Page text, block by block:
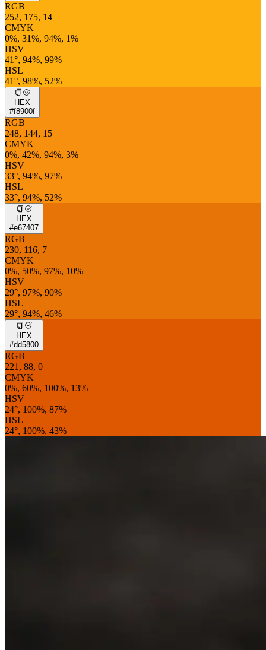
RGB
252, 175, 14
CMYK
0%, 31%, 94%, 1%
HSV
41°, 94%, 99%
HSL
41°, 98%, 52%
HEX
#f8900f
RGB
248, 144, 15
CMYK
0%, 42%, 94%, 3%
HSV
33°, 94%, 97%
HSL
33°, 94%, 52%
HEX
#e67407
RGB
230, 116, 7
CMYK
0%, 50%, 97%, 10%
HSV
29°, 97%, 90%
HSL
29°, 94%, 46%
HEX
#dd5800
RGB
221, 88, 0
CMYK
0%, 60%, 100%, 13%
HSV
24°, 100%, 87%
HSL
24°, 100%, 43%